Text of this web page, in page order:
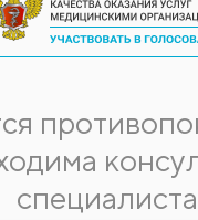
специалиста